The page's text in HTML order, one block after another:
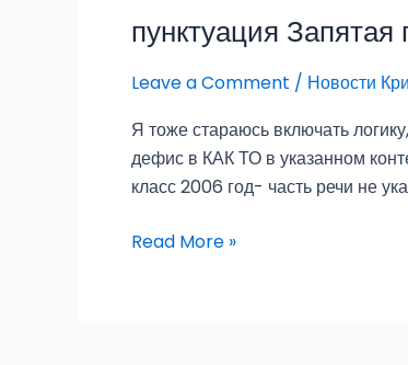
пунктуация Запятая
Leave a Comment / Новости
Я тоже стараюсь включать
дефис в КАК ТО в указанном
класс 2006 год- часть речи не
пунктуация
Запятая
перед
Русский
язык
Read More »